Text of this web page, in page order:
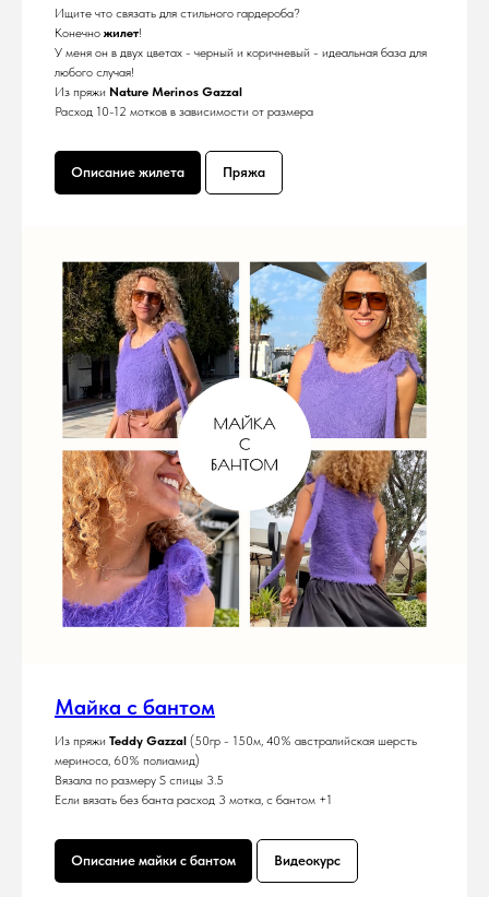
Ищите что связать для стильного гардероба?
Конечно жилет!
У меня он в двух цветах - черный и коричневый - идеальная база для
любого случая!
Из пряжи Nature Merinos Gazzal
Расход 10-12 мотков в зависимости от размера
Описание жилета Пряжа
Майка с бантом
Из пряжи Teddy Gazzal (50гр - 150м, 40% австралийская шерсть
мериноса, 60% полиамид)
Вязала по размеру S спицы 3.5
Если вязать без банта расход 3 мотка, с бантом +1
Описание майки с бантом Видеокурс